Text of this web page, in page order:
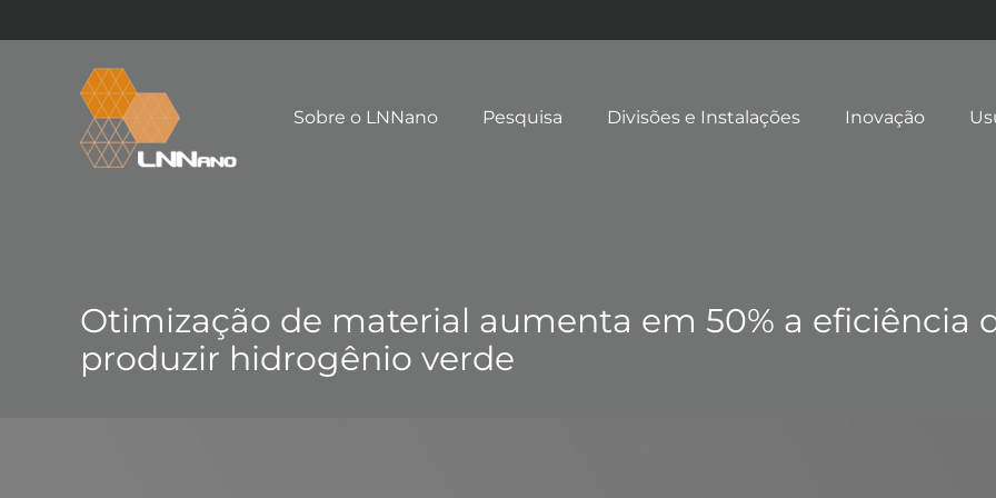
Sobre o LNNano Pesquisa Divisões e Instalações Inovação
Otimização de material aumenta em 50% a eficiência
produzir hidrogênio verde